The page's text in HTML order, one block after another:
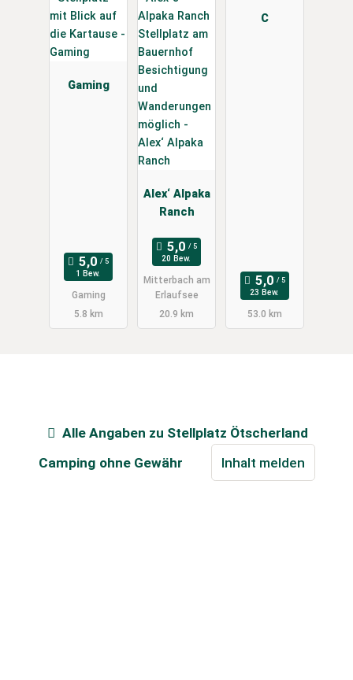
Gaming
1 Bew.
Gaming
5.8 km
Alex‘ Alpaka
Ranch
20 Bew.
Mitterbach am
Erlaufsee
20.9 km
C
23 Bew.
53.0 km
Alle Angaben zu Stellplatz Ötscherland
Camping ohne Gewähr Inhalt melden